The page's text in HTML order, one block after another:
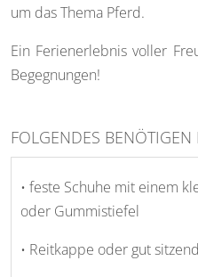
um das Thema Pferd.
Ein Ferienerlebnis voller
Begegnungen!
FOLGENDES BENÖTIGEN
• feste Schuhe mit einem
oder Gummistiefel
• Reitkappe oder gut